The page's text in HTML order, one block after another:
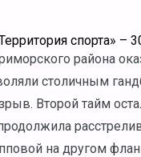
спорта» –
района
столичным
Второй тайм
на другом